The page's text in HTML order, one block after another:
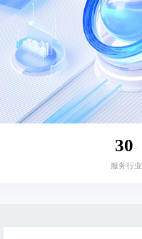
30+
服务行业